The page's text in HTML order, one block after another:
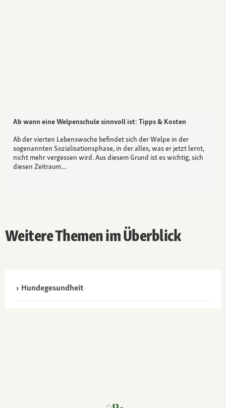
Ab wann eine Welpenschule sinnvoll ist: Tipps & Kosten
Ab der vierten Lebenswoche befindet sich der Welpe in der
sogenannten Sozialisationsphase, in der alles, was er jetzt lernt,
nicht mehr vergessen wird. Aus diesem Grund ist es wichtig, sich
diesen Zeitraum…
Weitere Themen im Überblick
Hundegesundheit